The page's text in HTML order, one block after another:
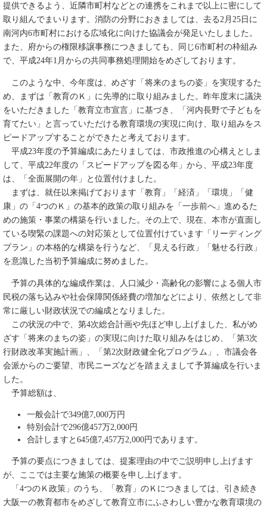
提供できるよう、近隣市町村などとの連携をこれまで以上に密にして
取り組んでまいります。消防の分野におきましては、去る2月25日に
南河内6市町村における広域化に向けた協議会が発足いたしました。
また、府からの権限移譲事務につきましても、同じ6市町村の枠組み
で、平成24年1月からの共同事務処理開始をめざしております。
このような中、今年度は、めざす「将来のまちの姿」を実現するた
め、まずは「教育のＫ」に先導的に取り組みました。昨年度末に議決
をいただきました「教育立市宣言」に基づき、「河内長野で子どもを
育てたい」と言っていただける教育環境の実現に向け、取り組みをス
ピードアップすることができたと考えております。
平成23年度の予算編成にあたりましては、市政推進の心構えとしま
して、平成22年度の「スピードアップを図る年」から、平成23年度
は、「全面展開の年」と位置付けました。
まずは、就任以来掲げております「教育」「経済」「環境」「健
康」の「4つのＫ」の基本的政策の取り組みを「一歩前へ」進めるた
めの施策・事業の構築を行いました。その上で、現在、本市が直面し
ている喫緊の課題への対応策として位置付けています「リーディング
プラン」の本格的な構築を行うなど、「見える行政」「魅せる行政」
を意識した当初予算編成に努めました。
予算の具体的な編成作業は、人口減少・高齢化の影響による個人市
民税の落ち込みや社会保障関係経費の増加などにより、依然として非
常に厳しい財政状況での編成となりました。
この状況の中で、第4次総合計画や先ほど申し上げました、私がめ
ざす「将来のまちの姿」の実現に向けた取り組みをはじめ、「第3次
行財政改革実施計画」、「第2次財政健全化プログラム」、市議会各
会派からのご要望、市民ニーズなどを踏まえまして予算編成を行いま
した。
予算総額は、
一般会計で349億7,000万円
特別会計で296億457万2,000円
合計しますと645億7,457万2,000円であります。
予算の要点につきましては、提案理由の中でご説明申し上げます
が、ここでは主要な施策の概要を申し上げます。
「4つのＫ政策」のうち、「教育」のＫにつきましては、引き続き
大阪一の教育都市をめざして教育立市にふさわしい豊かな教育環境の